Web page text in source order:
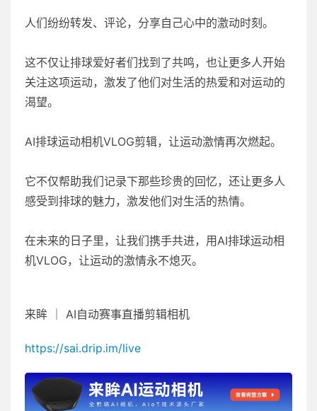
人们纷纷转发、评论，分享自己心中的激动时刻。
这不仅让排球爱好者们找到了共鸣，也让更多人开始
关注这项运动，激发了他们对生活的热爱和对运动的
渴望。
AI排球运动相机VLOG剪辑，让运动激情再次燃起。
它不仅帮助我们记录下那些珍贵的回忆，还让更多人
感受到排球的魅力，激发他们对生活的热情。
在未来的日子里，让我们携手共进，用AI排球运动相
机VLOG，让运动的激情永不熄灭。
来眸 ｜ AI自动赛事直播剪辑相机
https://sai.drip.im/live